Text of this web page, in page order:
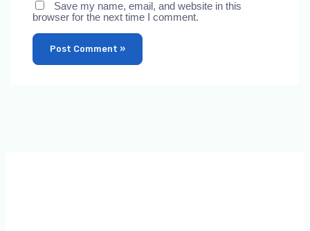
Save my name, email, and website in this
browser for the next time I comment.